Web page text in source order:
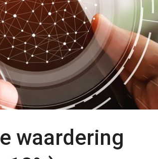
waardering